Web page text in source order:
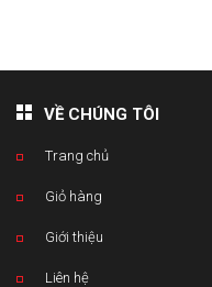
VỀ CHÚNG TÔI
Trang chủ
Giỏ hàng
Giới thiệu
Liên hệ